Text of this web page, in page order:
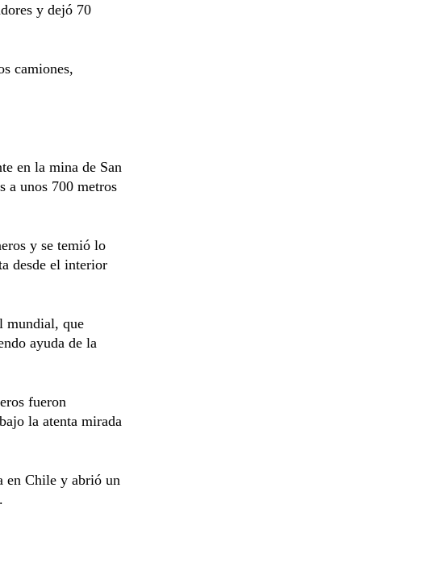
y dejó 70
camiones,
en la mina de San
a unos 700 metros
y se temió lo
desde el interior
mundial, que
ayuda de la
fueron
la atenta mirada
en Chile y abrió un